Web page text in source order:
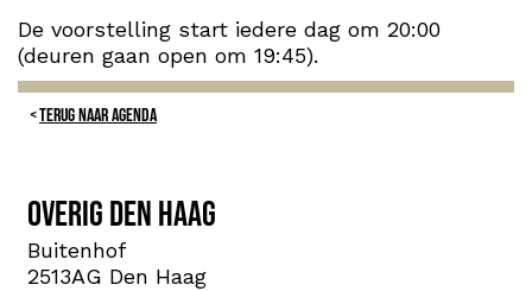
De voorstelling start iedere dag om 20:00
(deuren gaan open om 19:45).
TERUG NAAR AGENDA
Overig Den Haag
Buitenhof
2513AG Den Haag